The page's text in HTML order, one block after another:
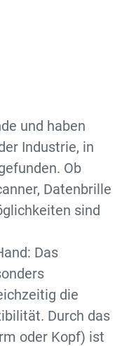
und haben
Industrie, in
Ob
Datenbrille
sind
Das
die
Durch das
oder Kopf) ist